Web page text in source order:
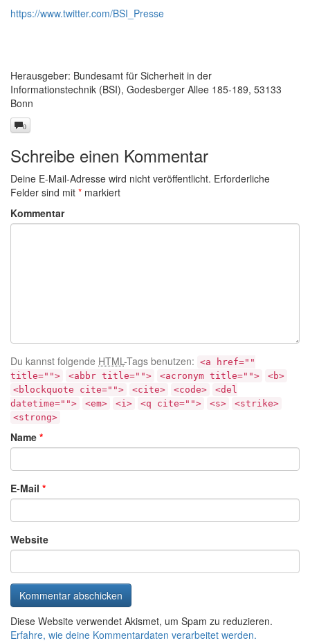
https://www.twitter.com/BSI_Presse
Herausgeber: Bundesamt für Sicherheit in der
Informationstechnik (BSI), Godesberger Allee 185-189, 53133
Bonn
0
Schreibe einen Kommentar
Deine E-Mail-Adresse wird nicht veröffentlicht. Erforderliche
Felder sind mit * markiert
Kommentar
Du kannst folgende HTML-Tags benutzen: <a href=""
title="">
<abbr title=""> <acronym title="">
<b>
<blockquote cite="">
<cite> <code>
<del
datetime="">
<em> <i> <q cite=""> <s>
<strike>
<strong>
Name *
E-Mail *
Website
Diese Website verwendet Akismet, um Spam zu reduzieren.
Erfahre, wie deine Kommentardaten verarbeitet werden.